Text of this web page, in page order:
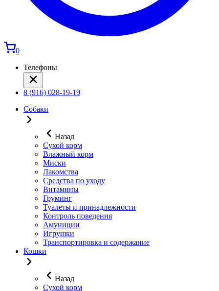
0
Телефоны
8 (916) 028-19-19
Собаки
Назад
Сухой корм
Влажный корм
Миски
Лакомства
Средства по уходу
Витамины
Груминг
Туалеты и принадлежности
Контроль поведения
Амуниции
Игрушки
Транспортировка и содержание
Кошки
Назад
Сухой корм